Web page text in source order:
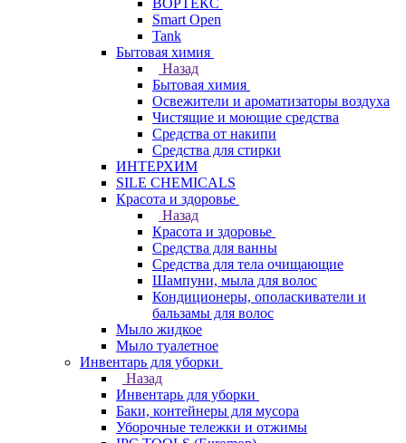
ВОРТЕКС
Smart Open
Tank
Бытовая химия
Назад
Бытовая химия
Освежители и ароматизаторы воздуха
Чистящие и моющие средства
Средства от накипи
Средства для стирки
ИНТЕРХИМ
SILE CHEMICALS
Красота и здоровье
Назад
Красота и здоровье
Средства для ванны
Средства для тела очищающие
Шампуни, мыла для волос
Кондиционеры, ополаскиватели и
бальзамы для волос
Мыло жидкое
Мыло туалетное
Инвентарь для уборки
Назад
Инвентарь для уборки
Баки, контейнеры для мусора
Уборочные тележки и отжимы